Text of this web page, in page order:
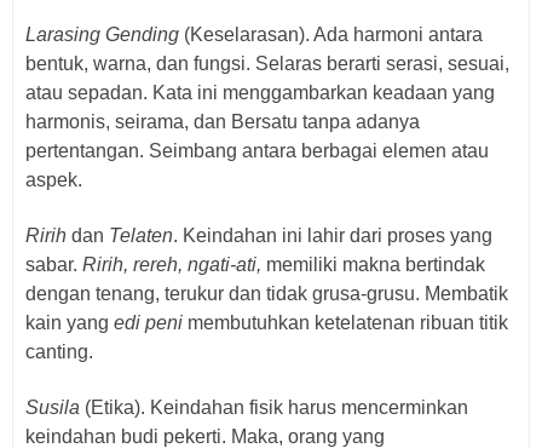
Larasing Gending (Keselarasan). Ada harmoni antara
bentuk, warna, dan fungsi. Selaras berarti serasi, sesuai,
atau sepadan. Kata ini menggambarkan keadaan yang
harmonis, seirama, dan Bersatu tanpa adanya
pertentangan. Seimbang antara berbagai elemen atau
aspek.
Ririh dan Telaten. Keindahan ini lahir dari proses yang
sabar. Ririh, rereh, ngati-ati, memiliki makna bertindak
dengan tenang, terukur dan tidak grusa-grusu. Membatik
kain yang edi peni membutuhkan ketelatenan ribuan titik
canting.
Susila (Etika). Keindahan fisik harus mencerminkan
keindahan budi pekerti. Maka, orang yang